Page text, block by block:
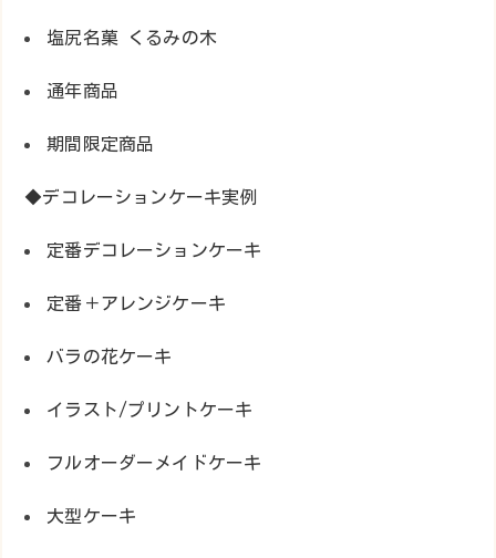
塩尻名菓 くるみの木
通年商品
期間限定商品
◆デコレーションケーキ実例
定番デコレーションケーキ
定番＋アレンジケーキ
バラの花ケーキ
イラスト/プリントケーキ
フルオーダーメイドケーキ
大型ケーキ